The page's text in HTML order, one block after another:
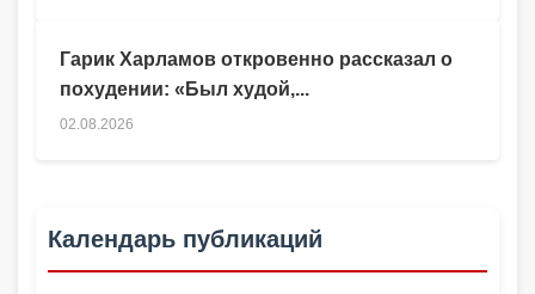
Гарик Харламов откровенно рассказал о
похудении: «Был худой,...
02.08.2026
Календарь публикаций